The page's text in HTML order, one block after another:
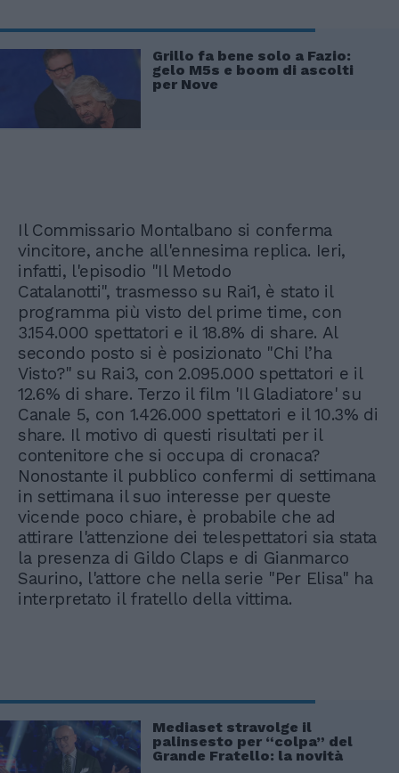
Grillo fa bene solo a Fazio:
gelo M5s e boom di ascolti
per Nove
Il Commissario Montalbano si conferma
vincitore, anche all'ennesima replica. Ieri,
infatti, l'episodio "Il Metodo
Catalanotti", trasmesso su Rai1, è stato il
programma più visto del prime time, con
3.154.000 spettatori e il 18.8% di share. Al
secondo posto si è posizionato "Chi l’ha
Visto?" su Rai3, con 2.095.000 spettatori e il
12.6% di share. Terzo il film 'Il Gladiatore' su
Canale 5, con 1.426.000 spettatori e il 10.3% di
share. Il motivo di questi risultati per il
contenitore che si occupa di cronaca?
Nonostante il pubblico confermi di settimana
in settimana il suo interesse per queste
vicende poco chiare, è probabile che ad
attirare l'attenzione dei telespettatori sia stata
la presenza di Gildo Claps e di Gianmarco
Saurino, l'attore che nella serie "Per Elisa" ha
interpretato il fratello della vittima.
Mediaset stravolge il
palinsesto per “colpa” del
Grande Fratello: la novità